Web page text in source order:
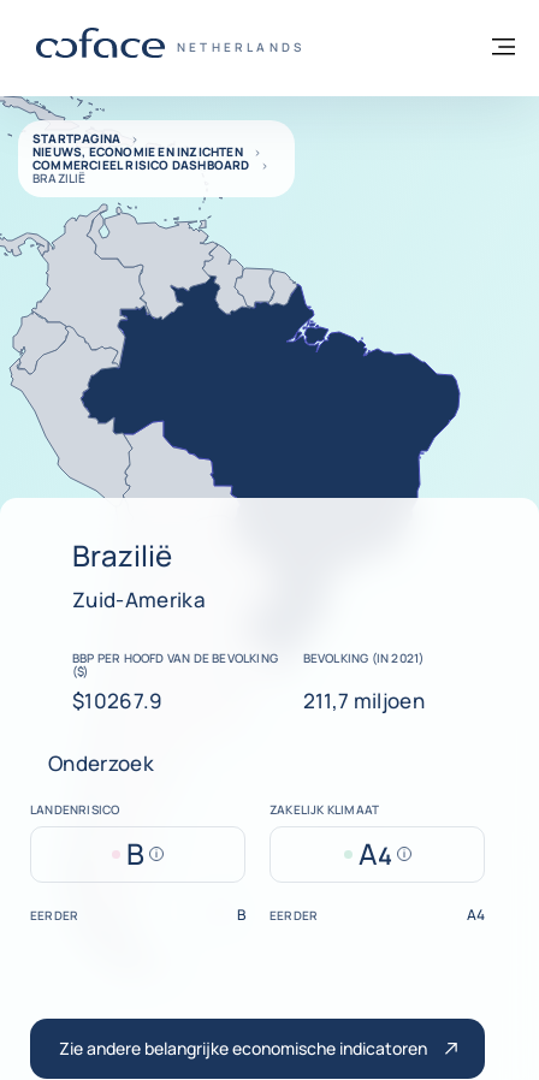
COFACE, FOR TRADE - GROEP WEBSITE
NETHERLANDS
Terug naar startpagina
STARTPAGINA
NIEUWS, ECONOMIE EN INZICHTEN
COMMERCIEEL RISICO DASHBOARD
BRAZILIË
Brazilië
Zuid-Amerika
BBP PER HOOFD VAN DE BEVOLKING
($)
$10267.9
BEVOLKING (IN 2021)
211,7 miljoen
Onderzoek
LANDENRISICO
B Help
ZAKELIJK KLIMAAT
A4 Help
EERDER B EERDER A4
Zie andere belangrijke economische indicatoren